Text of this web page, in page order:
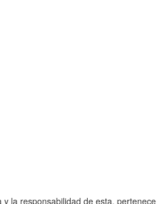
y la responsabilidad de esta, pertenece